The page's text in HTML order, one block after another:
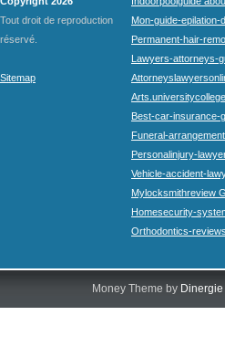
Tout droit de reproduction
réservé.
Sitemap
Mon-guide-epilation-
Permanent-hair-
Lawyers-attorneys-
Best-car-insurance-
Funeral-
Personalinjury-
Vehicle-accident-
Mylocksmithreview
Homesecurity-
Orthodontics-
Money Theme by